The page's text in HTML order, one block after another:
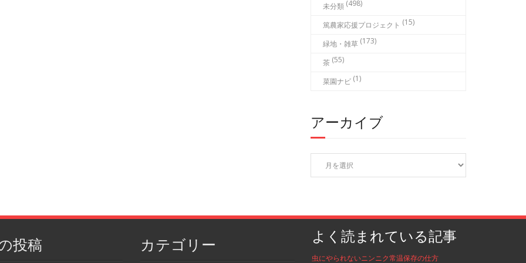
未分類 (498)
篤農家応援プロジェクト (15)
緑地・雑草 (173)
茶 (55)
菜園ナビ (1)
アーカイブ
ア
カ
投稿 カテゴリー よく読まれている記事
虫にやられないニンニク常温保存の仕方